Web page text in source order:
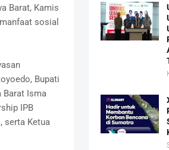
Barat, Kamis
sosial
Bupati
Barat Isma
IPB
serta Ketua